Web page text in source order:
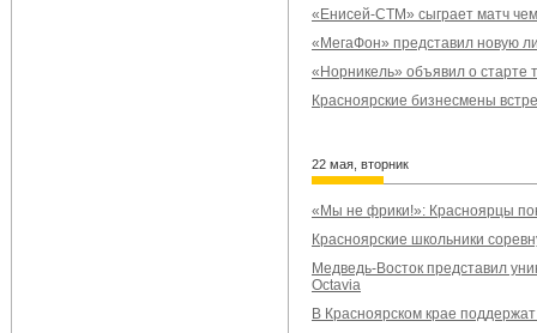
«Енисей-СТМ» сыграет матч
«МегаФон» представил новую
«Норникель» объявил о старте
Красноярские бизнесмены
22 мая, вторник
«Мы не фрики!»: Красноярцы
Красноярские школьники
Медведь-Восток представил
Octavia
В Красноярском крае